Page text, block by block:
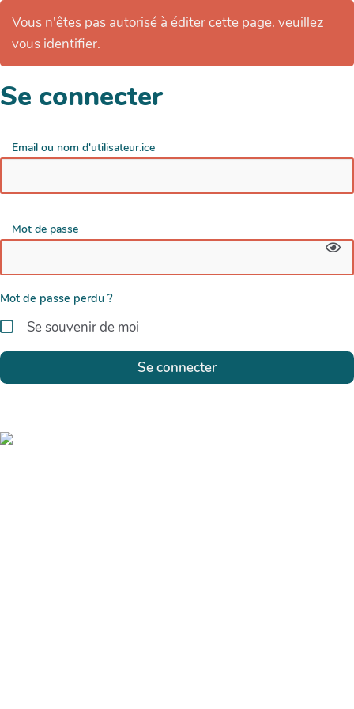
Vous n'êtes pas autorisé à éditer cette page. veuillez
vous identifier.
Se connecter
Email ou nom d'utilisateur.ice
Mot de passe
Mot de passe perdu ?
Se souvenir de moi
Se connecter